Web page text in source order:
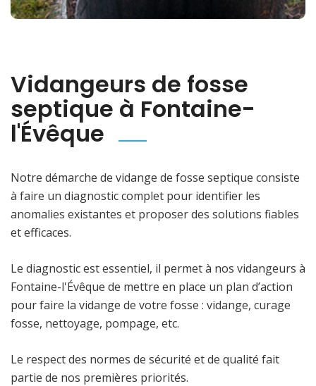
Vidangeurs de fosse
septique à Fontaine-
l'Évêque
Notre démarche de vidange de fosse septique consiste
à faire un diagnostic complet pour identifier les
anomalies existantes et proposer des solutions fiables
et efficaces.
Le diagnostic est essentiel, il permet à nos vidangeurs à
Fontaine-l'Évêque de mettre en place un plan d’action
pour faire la vidange de votre fosse : vidange, curage
fosse, nettoyage, pompage, etc.
Le respect des normes de sécurité et de qualité fait
partie de nos premières priorités.